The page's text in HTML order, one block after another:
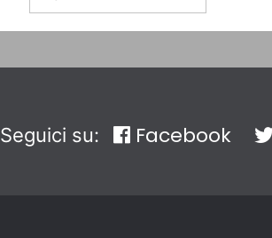
Seguici su: Facebook